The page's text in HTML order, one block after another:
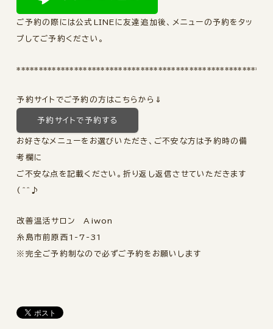
ご予約の際には公式LINEに友達追加後、メニューの予約をタッ
プしてご予約ください。
**********************************************************
予約サイトでご予約の方はこちらから⇓
予約サイトで予約する
お好きなメニューをお選びいただき、ご不安な方は予約時の備
考欄に
ご不安な点を記載ください。折り返し返信させていただきます
(^^♪
改善温活サロン Aiwon
糸島市前原西1-7-31
※完全ご予約制なので必ずご予約をお願いします